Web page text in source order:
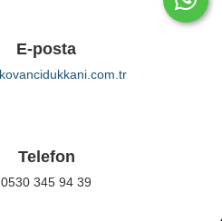
E-posta
Telefon
0530 345 94 39